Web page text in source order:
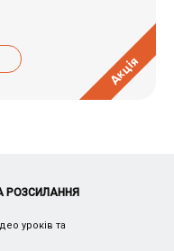
Акція
РОЗСИЛАННЯ
уроків та